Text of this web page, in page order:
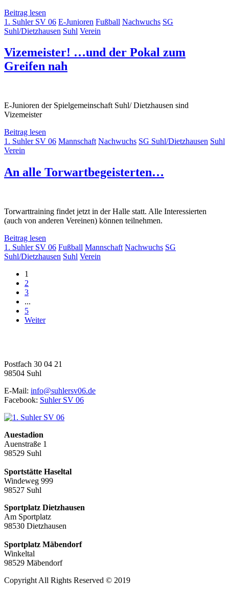
Beitrag lesen
1. Suhler SV 06 E-Junioren Fußball Nachwuchs SG
Suhl/Dietzhausen Suhl Verein
Vizemeister! …und der Pokal zum
Greifen nah
E-Junioren der Spielgemeinschaft Suhl/ Dietzhausen sind
Vizemeister
Beitrag lesen
1. Suhler SV 06 Mannschaft Nachwuchs SG Suhl/Dietzhausen Suhl
Verein
An alle Torwartbegeisterten…
Torwarttraining findet jetzt in der Halle statt. Alle Interessierten
(auch von anderen Vereinen) können teilnehmen.
Beitrag lesen
1. Suhler SV 06 Fußball Mannschaft Nachwuchs SG
Suhl/Dietzhausen Suhl Verein
1
2
3
...
5
Weiter
Postfach 30 04 21
98504 Suhl
E-Mail: info@suhlersv06.de
Facebook: Suhler SV 06
Auestadion
Auenstraße 1
98529 Suhl
Sportstätte Haseltal
Windeweg 999
98527 Suhl
Sportplatz Dietzhausen
Am Sportplatz
98530 Dietzhausen
Sportplatz Mäbendorf
Winkeltal
98529 Mäbendorf
Copyright All Rights Reserved © 2019